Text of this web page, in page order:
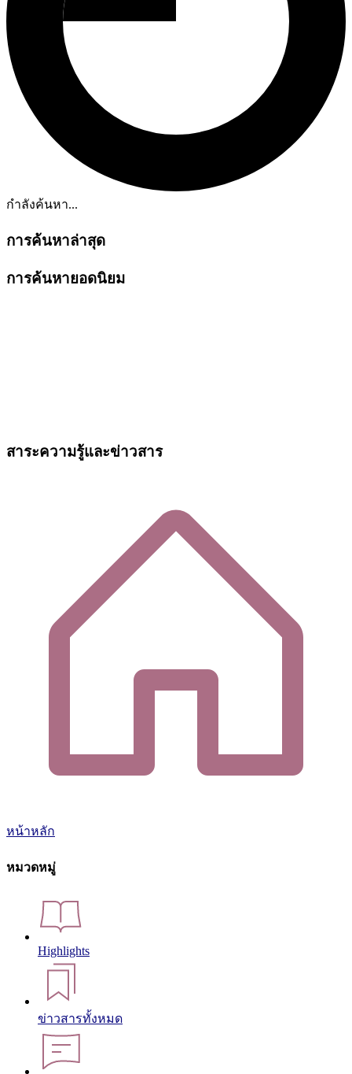
กำลังค้นหา...
การค้นหาล่าสุด
การค้นหายอดนิยม
สาระความรู้และข่าวสาร
หน้าหลัก
หมวดหมู่
Highlights
ข่าวสารทั้งหมด